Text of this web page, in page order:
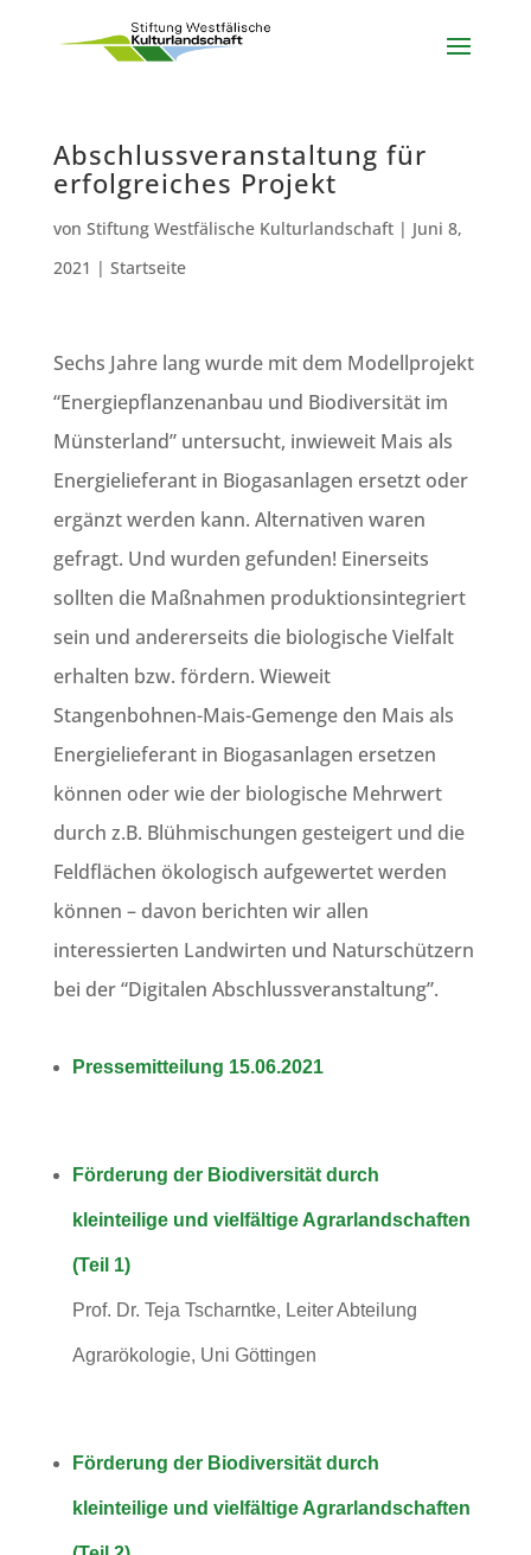
Abschlussveranstaltung für
erfolgreiches Projekt
von Stiftung Westfälische Kulturlandschaft| Juni 8,
2021 | Startseite
Sechs Jahre lang wurde mit dem Modellprojekt
“Energiepflanzenanbau und Biodiversität im
Münsterland” untersucht, inwieweit Mais als
Energielieferant in Biogasanlagen ersetzt oder
ergänzt werden kann. Alternativen waren
gefragt. Und wurden gefunden! Einerseits
sollten die Maßnahmen produktionsintegriert
sein und andererseits die biologische Vielfalt
erhalten bzw. fördern. Wieweit
Stangenbohnen-Mais-Gemenge den Mais als
Energielieferant in Biogasanlagen ersetzen
können oder wie der biologische Mehrwert
durch z.B. Blühmischungen gesteigert und die
Feldflächen ökologisch aufgewertet werden
können – davon berichten wir allen
interessierten Landwirten und Naturschützern
bei der “Digitalen Abschlussveranstaltung”.
Pressemitteilung 15.06.2021
Förderung der Biodiversität durch
kleinteilige und vielfältige Agrarlandschaften
(Teil 1)
Prof. Dr. Teja Tscharntke, Leiter Abteilung
Agrarökologie, Uni Göttingen
Förderung der Biodiversität durch
kleinteilige und vielfältige Agrarlandschaften